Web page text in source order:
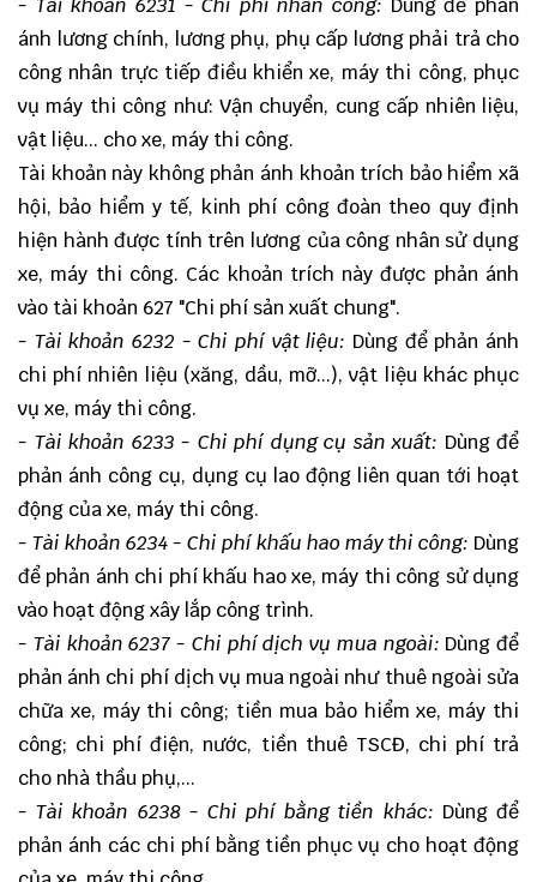
- Tài khoản 6231 - Chi phí nhân công: Dùng để phản
ánh lương chính, lương phụ, phụ cấp lương phải trả cho
công nhân trực tiếp điều khiển xe, máy thi công, phục
vụ máy thi công như: Vận chuyển, cung cấp nhiên liệu,
vật liệu... cho xe, máy thi công.
Tài khoản này không phản ánh khoản trích bảo hiểm xã
hội, bảo hiểm y tế, kinh phí công đoàn theo quy định
hiện hành được tính trên lương của công nhân sử dụng
xe, máy thi công. Các khoản trích này được phản ánh
vào tài khoản 627 "Chi phí sản xuất chung".
- Tài khoản 6232 - Chi phí vật liệu: Dùng để phản ánh
chi phí nhiên liệu (xăng, dầu, mỡ...), vật liệu khác phục
vụ xe, máy thi công.
- Tài khoản 6233 - Chi phí dụng cụ sản xuất: Dùng để
phản ánh công cụ, dụng cụ lao động liên quan tới hoạt
động của xe, máy thi công.
- Tài khoản 6234 - Chi phí khấu hao máy thi công: Dùng
để phản ánh chi phí khấu hao xe, máy thi công sử dụng
vào hoạt động xây lắp công trình.
- Tài khoản 6237 - Chi phí dịch vụ mua ngoài: Dùng để
phản ánh chi phí dịch vụ mua ngoài như thuê ngoài sửa
chữa xe, máy thi công; tiền mua bảo hiểm xe, máy thi
công; chi phí điện, nước, tiền thuê TSCĐ, chi phí trả
cho nhà thầu phụ,...
- Tài khoản 6238 - Chi phí bằng tiền khác: Dùng để
phản ánh các chi phí bằng tiền phục vụ cho hoạt động